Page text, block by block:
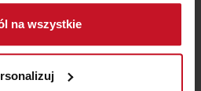
Twojej lokalizacji
nawet do kilku metrów
urządzenie, aktywnie
odcisk palca)
na wszystkie